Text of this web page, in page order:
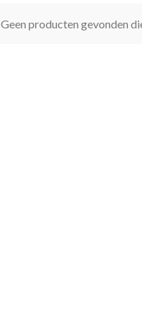
Geen producten gevonden